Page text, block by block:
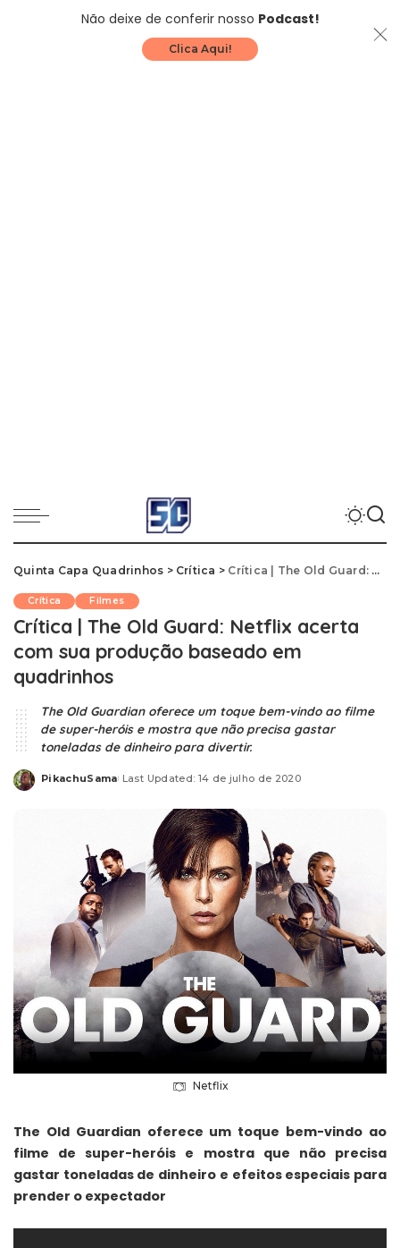
Não deixe de conferir nosso Podcast!
Clica Aqui!
Quinta Capa Quadrinhos > Crítica > Crítica | The Old Guard: Netflix acerta com sua produção baseado em quadrinhos
Crítica Filmes
Crítica | The Old Guard: Netflix acerta
com sua produção baseado em
quadrinhos
The Old Guardian oferece um toque bem-vindo ao filme
de super-heróis e mostra que não precisa gastar
toneladas de dinheiro para divertir.
Posted
PikachuSama Last Updated: 14 de julho de 2020
Netflix
The Old Guardian oferece um toque bem-vindo ao
filme de super-heróis e mostra que não precisa
gastar toneladas de dinheiro e efeitos especiais para
prender o expectador